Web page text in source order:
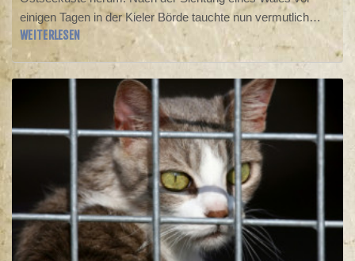
einigen Tagen in der Kieler Börde tauchte nun vermutlich
dasselbe Tier am Freitagmorgen in der Flensburger Börde
auf, wie das Umweltministerium von Schleswig-Holstein in
Kiel mitteilte. Der Buckelwal schwamm demnach "zunächst
in Richtung Innenstadt, kehrte dann aber um".
WEITERLESEN